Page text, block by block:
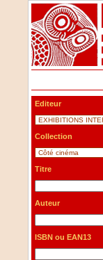
Editeur
Collection
Titre
Auteur
ISBN ou EAN13